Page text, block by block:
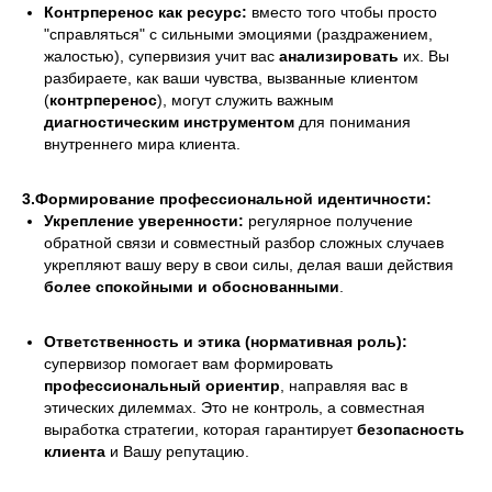
Контрперенос как ресурс: вместо того чтобы просто
"справляться" с сильными эмоциями (раздражением,
жалостью), супервизия учит вас анализировать их. Вы
разбираете, как ваши чувства, вызванные клиентом
(контрперенос), могут служить важным
диагностическим инструментом для понимания
внутреннего мира клиента.
3.Формирование профессиональной идентичности:
Укрепление уверенности: регулярное получение
обратной связи и совместный разбор сложных случаев
укрепляют вашу веру в свои силы, делая ваши действия
более спокойными и обоснованными
Ответственность и этика (нормативная роль):
супервизор помогает вам формировать
профессиональный ориентир , направляя вас в
этических дилеммах. Это не контроль, а совместная
выработка стратегии, которая гарантируетбезопасность
клиента и Вашу репутацию.